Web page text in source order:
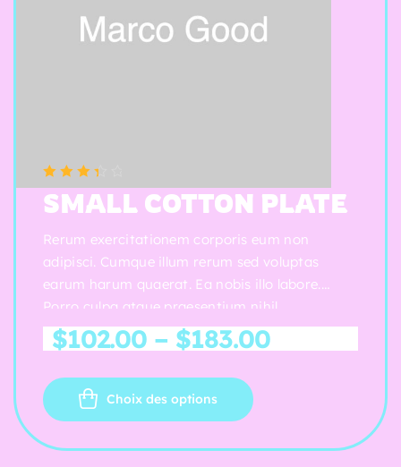
Note3.50
sur 5
SMALL COTTON PLATE
Rerum exercitationem corporis eum non
adipisci. Cumque illum rerum sed voluptas
earum harum quaerat. Ea nobis illo labore.
Porro culpa atque praesentium nihil.
$102.00 – $183.00
Choix des options